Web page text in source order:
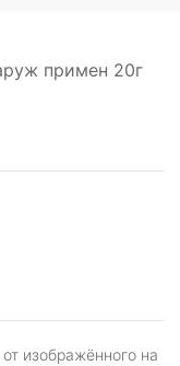
изображённого на